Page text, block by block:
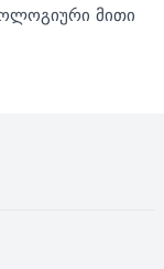
მითი